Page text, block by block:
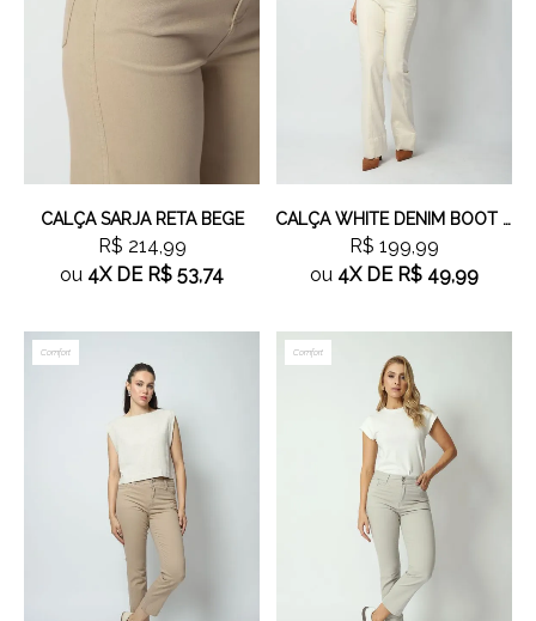
CALÇA SARJA RETA BEGE
R$ 214,99
ou 4XDE R$ 53,74
CALÇA WHITE DENIM BOOT CUT
R$ 199,99
ou 4XDE R$ 49,99
Comfort Comfort